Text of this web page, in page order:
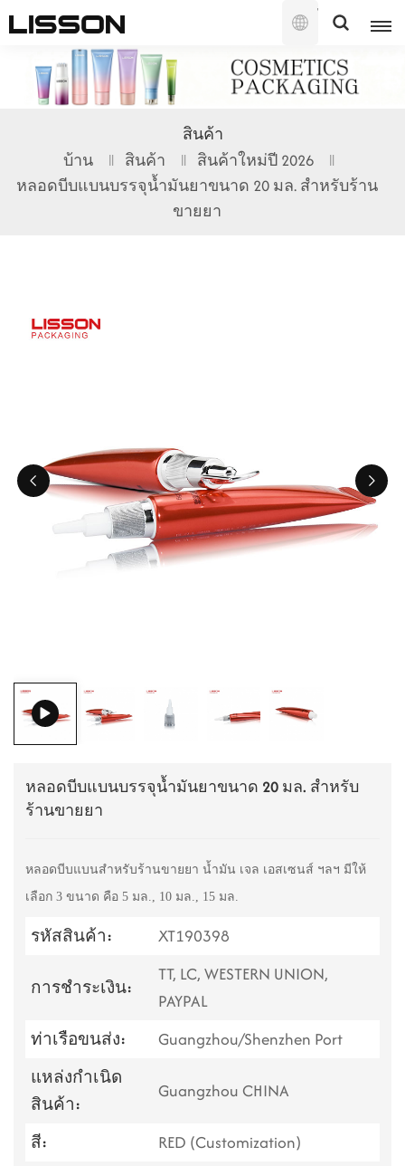
ไทย
English
français
русский
Tiếng việt
中文
สินค้า
บ้าน สินค้า
สินค้าใหม่ปี 2026
หลอดบีบแบนบรรจุน้ำมันยาขนาด 20 มล. สำหรับร้าน
ขายยา
หลอดบีบแบนบรรจุน้ำมันยาขนาด 20 มล. สำหรับ
ร้านขายยา
หลอดบีบแบนสำหรับร้านขายยา น้ำมัน เจล เอสเซนส์ ฯลฯ มีให้
เลือก 3 ขนาด คือ 5 มล., 10 มล., 15 มล.
รหัสสินค้า: XT190398
การชำระเงิน:
TT, LC, WESTERN UNION,
PAYPAL
ท่าเรือขนส่ง:
Guangzhou/Shenzhen Port
แหล่งกำเนิด
สินค้า:
Guangzhou CHINA
สี:
RED (Customization)